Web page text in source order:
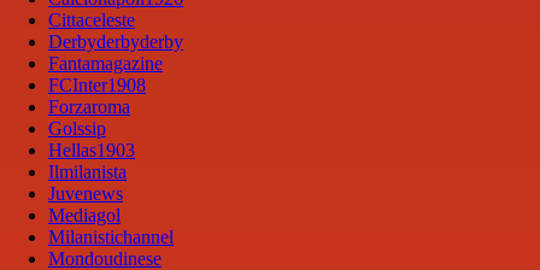
Cittaceleste
Derbyderbyderby
Fantamagazine
FCInter1908
Forzaroma
Golssip
Hellas1903
Ilmilanista
Juvenews
Mediagol
Milanistichannel
Mondoudinese